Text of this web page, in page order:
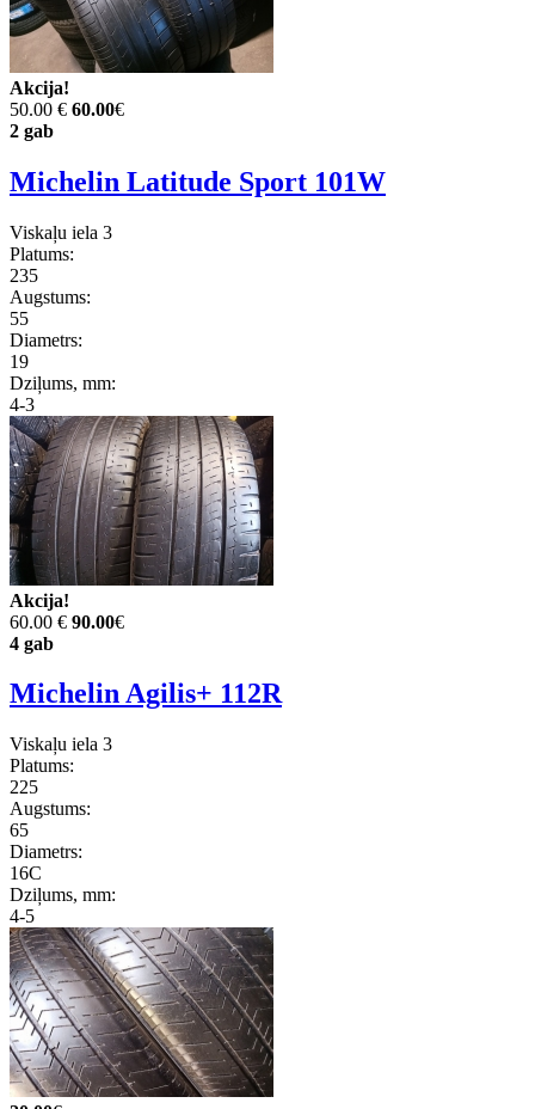
Akcija!
50.00 € 60.00€
2 gab
Michelin Latitude Sport 101W
Viskaļu iela 3
Platums:
235
Augstums:
55
Diametrs:
19
Dziļums, mm:
4-3
Akcija!
60.00 € 90.00€
4 gab
Michelin Agilis+ 112R
Viskaļu iela 3
Platums:
225
Augstums:
65
Diametrs:
16C
Dziļums, mm:
4-5